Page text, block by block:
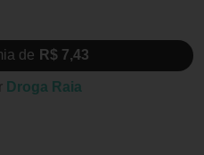
de R$ 7,43
Droga Raia